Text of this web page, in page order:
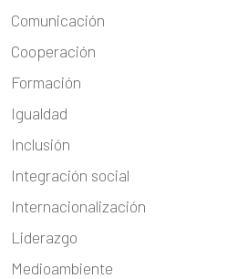
Comunicación
Cooperación
Formación
Igualdad
Inclusión
Integración social
Internacionalización
Liderazgo
Medioambiente